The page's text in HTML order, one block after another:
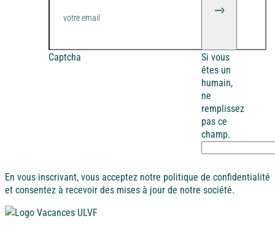
Captcha
Si vous
êtes un
humain,
ne
remplissez
pas ce
champ.
En vous inscrivant, vous acceptez notre politique de confidentialité
et consentez à recevoir des mises à jour de notre société.